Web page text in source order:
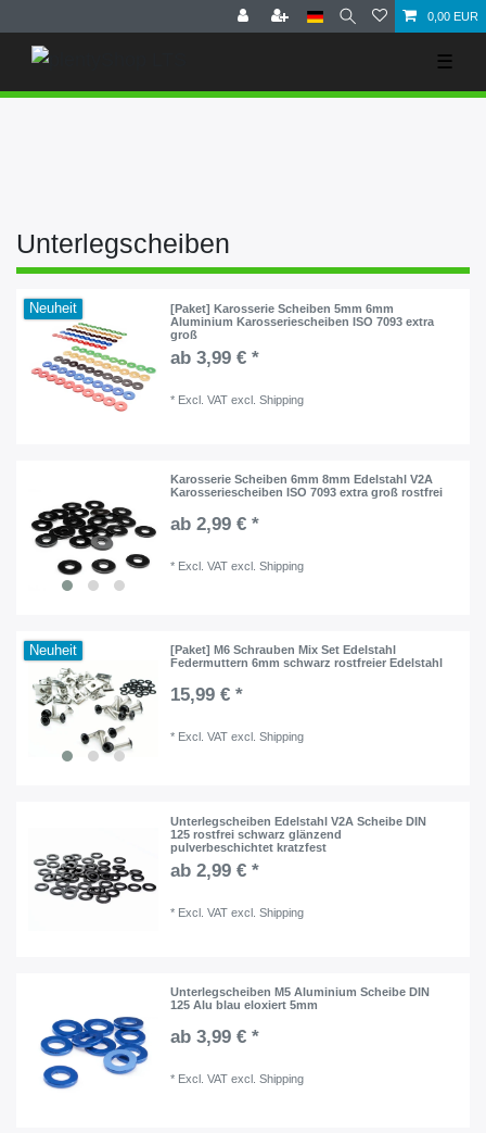
0,00 EUR
☰
Unterlegscheiben
Neuheit
[Paket] Karosserie Scheiben 5mm 6mm
Aluminium Karosseriescheiben ISO 7093 extra
groß
ab 3,99 € *
* Excl. VAT excl.Shipping
Karosserie Scheiben 6mm 8mm Edelstahl V2A
Karosseriescheiben ISO 7093 extra groß rostfrei
ab 2,99 € *
* Excl. VAT excl.Shipping
Neuheit
[Paket] M6 Schrauben Mix Set Edelstahl
Federmuttern 6mm schwarz rostfreier Edelstahl
15,99 € *
* Excl. VAT excl.Shipping
Unterlegscheiben Edelstahl V2A Scheibe DIN
125 rostfrei schwarz glänzend
pulverbeschichtet kratzfest
ab 2,99 € *
* Excl. VAT excl.Shipping
Unterlegscheiben M5 Aluminium Scheibe DIN
125 Alu blau eloxiert 5mm
ab 3,99 € *
* Excl. VAT excl.Shipping